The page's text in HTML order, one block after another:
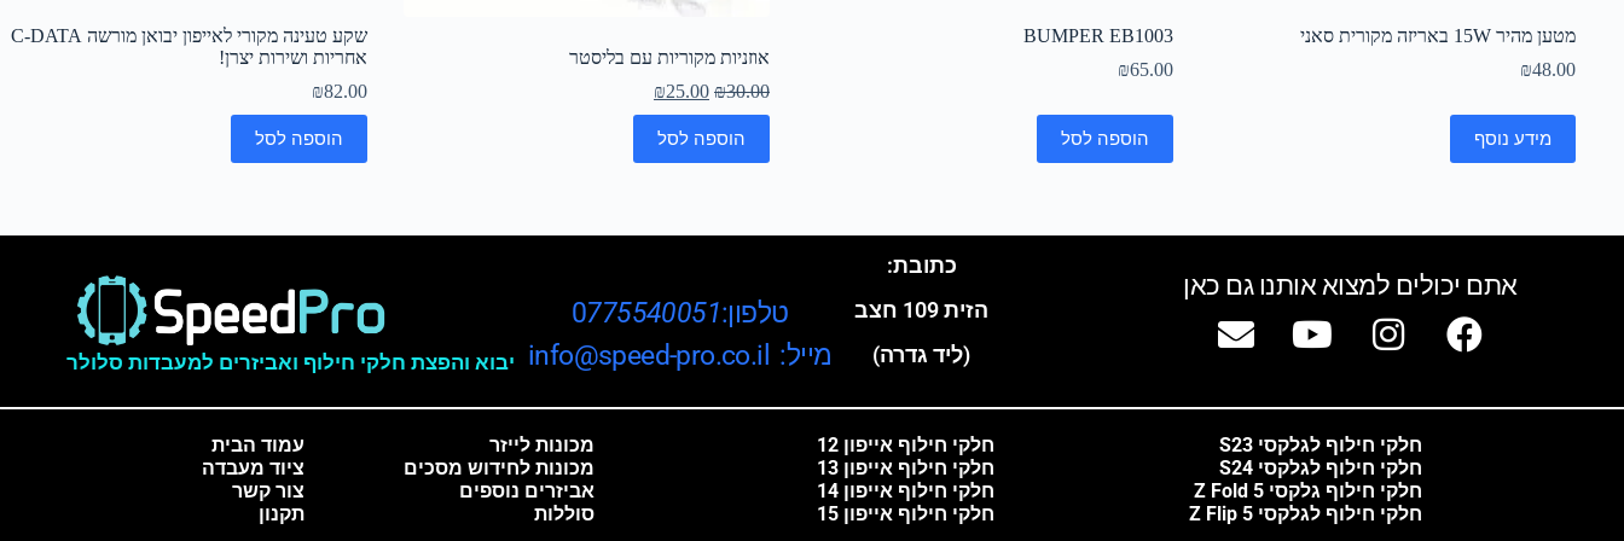
מטען מהיר 15W באריזה מקורית סאני
₪48.00
מידע נוסף
BUMPER EB1003
₪65.00
הוספה לסל
אוזניות מקוריות עם בליסטר
₪30.00
₪25.00
הוספה לסל
שקע טעינה מקורי לאייפון יבואן מורשה C-DATA
אחריות ושירות יצרן!
₪82.00
הוספה לסל
אתם יכולים למצוא אותנו גם כאן
יבוא והפצת חלקי חילוף ואביזרים למעבדות סלולר
טלפון:0775540051
מייל: info@speed-pro.co.il
כתובת:
הזית 109 חצב
(ליד גדרה)
עמוד הבית
ציוד מעבדה
צור קשר
תקנון
מכונות לייזר
מכונות לחידוש מסכים
אביזרים נוספים
סוללות
חלקי חילוף אייפון 12
חלקי חילוף אייפון 13
חלקי חילוף אייפון 14
חלקי חילוף אייפון 15
חלקי חילוף לגלקסי S23
חלקי חילוף לגלקסי S24
חלקי חילוף גלקסי Z Fold 5
חלקי חילוף לגלקסי Z Flip 5